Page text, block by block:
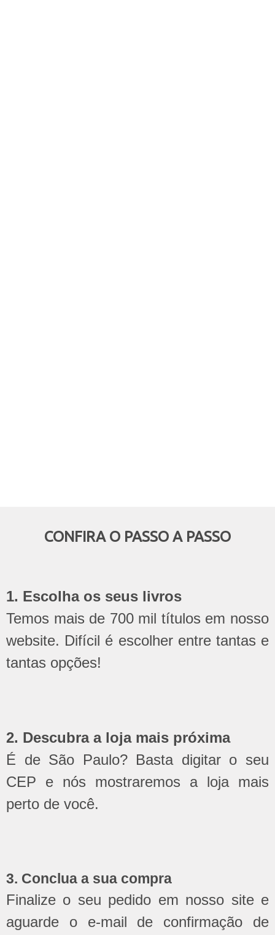
CONFIRA O PASSO A PASSO
1. Escolha os seus livros
Temos mais de 700 mil títulos em nosso
website. Difícil é escolher entre tantas e
tantas opções!
2. Descubra a loja mais próxima
É de São Paulo? Basta digitar o seu
CEP e nós mostraremos a loja mais
perto de você.
3. Conclua a sua compra
Finalize o seu pedido em nosso site e
aguarde o e-mail de confirmação de